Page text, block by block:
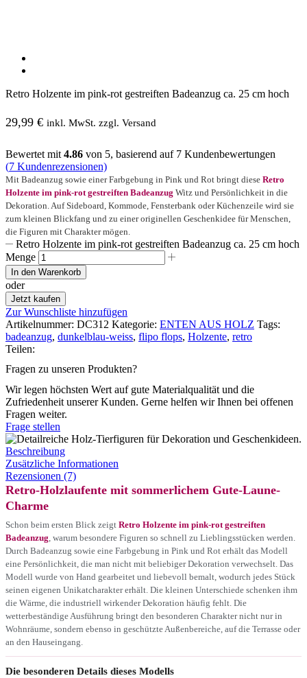
Retro Holzente im pink-rot gestreiften Badeanzug ca. 25 cm hoch
29,99 € inkl. MwSt. zzgl. Versand
Bewertet mit 4.86 von 5, basierend auf 7 Kundenbewertungen
(7 Kundenrezensionen)
Mit Badeanzug sowie einer Farbgebung in Pink und Rot bringt diese Retro
Holzente im pink-rot gestreiften Badeanzug Witz und Persönlichkeit in die
Dekoration. Auf Sideboard, Kommode, Fensterbank oder Küchenzeile wird sie
zum kleinen Blickfang und zu einer originellen Geschenkidee für Menschen,
die Figuren mit Charakter mögen.
Retro Holzente im pink-rot gestreiften Badeanzug ca. 25 cm hoch
Menge
In den Warenkorb
oder
Jetzt kaufen
Zur Wunschliste hinzufügen
Artikelnummer: DC312 Kategorie: ENTEN AUS HOLZ Tags:
badeanzug, dunkelblau-weiss, flipo flops, Holzente, retro
Teilen:
Fragen zu unseren Produkten?
Wir legen höchsten Wert auf gute Materialqualität und die
Zufriedenheit unserer Kunden. Gerne helfen wir Ihnen bei offenen
Fragen weiter.
Frage stellen
Beschreibung
Zusätzliche Informationen
Rezensionen (7)
Retro-Holzlaufente mit sommerlichem Gute-Laune-
Charme
Schon beim ersten Blick zeigt Retro Holzente im pink-rot gestreiften
Badeanzug , warum besondere Figuren so schnell zu Lieblingsstücken werden.
Durch Badeanzug sowie eine Farbgebung in Pink und Rot erhält das Modell
eine Persönlichkeit, die man nicht mit beliebiger Dekoration verwechselt. Das
Modell wurde von Hand gearbeitet und liebevoll bemalt, wodurch jedes Stück
seinen eigenen Unikatcharakter erhält. Die kleinen Unterschiede schenken ihm
die Wärme, die industriell wirkender Dekoration häufig fehlt. Die
wetterbeständige Ausführung bringt den besonderen Charakter nicht nur in
Wohnräume, sondern ebenso in geschützte Außenbereiche, auf die Terrasse oder
an den Hauseingang.
Die besonderen Details dieses Modells